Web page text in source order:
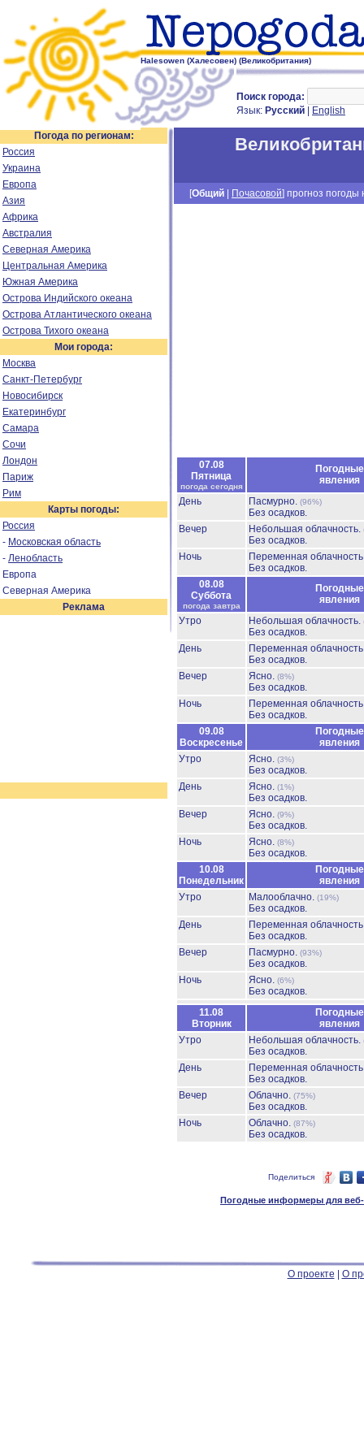
Halesowen (Халесовен) (Великобритания)
Поиск города:
Язык: Русский English
Погода по регионам:
Россия
Украина
Европа
Азия
Африка
Австралия
Северная Америка
Центральная Америка
Южная Америка
Острова Индийского океана
Острова Атлантического океана
Острова Тихого океана
Мои города:
Москва
Санкт-Петербург
Новосибирск
Екатеринбург
Самара
Сочи
Лондон
Париж
Рим
Карты погоды:
Россия
- Московская область
- Ленобласть
Европа
Северная Америка
Реклама
[Общий Почасовой] прогноз погоды
07.08
Пятница
погода сегодня
Погодные
явления
День
Пасмурно. (96%)
Без осадков.
Вечер
Небольшая облачность.
Без осадков.
Ночь
Переменная
Без осадков.
08.08
Суббота
погода завтра
Погодные
явления
Утро
Небольшая облачность.
Без осадков.
День
Переменная
Без осадков.
Вечер
Ясно. (8%)
Без осадков.
Ночь
Переменная
Без осадков.
09.08
Воскресенье
Погодные
явления
Утро
Ясно. (3%)
Без осадков.
День
Ясно. (1%)
Без осадков.
Вечер
Ясно. (9%)
Без осадков.
Ночь
Ясно. (8%)
Без осадков.
10.08
Понедельник
Погодные
явления
Утро
Малооблачно. (19%)
Без осадков.
День
Переменная
Без осадков.
Вечер
Пасмурно. (93%)
Без осадков.
Ночь
Ясно. (6%)
Без осадков.
11.08
Вторник
Погодные
явления
Утро
Небольшая облачность.
Без осадков.
День
Переменная
Без осадков.
Вечер
Облачно. (75%)
Без осадков.
Ночь
Облачно. (87%)
Без осадков.
Поделиться
Погодные информеры для веб-
О проекте О